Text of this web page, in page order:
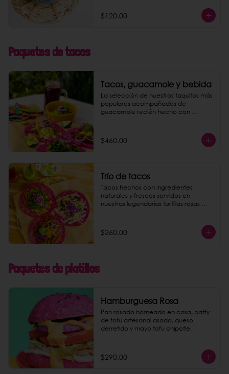
$120.00
Paquetes de tacos
Tacos, guacamole y bebida
La selección de nuestros taquitos más
populares acompañados de
guacamole recién hecho con
jamaica o limonada rosa.
$460.00
Trío de tacos
Tacos hechos con ingredientes
naturales y frescos servidos en
nuestras legendarias tortillas rosas
pastor de setas - machacha tofu -
coliflor con requesón de coco -
$260.00
Paquetes de platillos
Hamburguesa Rosa
Pan rosado horneado en casa, patty
de tofu artesanal asado, queso
derretido y mayo tofu chipotle.
$290.00